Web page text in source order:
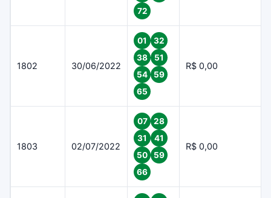
72
1802 30/06/2022
01
32
38
51
54
59
65
R$ 0,00
1803 02/07/2022
07
28
31
41
50
59
66
R$ 0,00